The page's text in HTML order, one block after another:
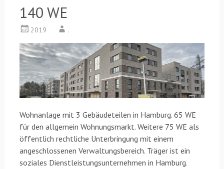
140 WE
2019 .
Wohnanlage mit 3 Gebäudeteilen in Hamburg. 65 WE
für den allgemein Wohnungsmarkt. Weitere 75 WE als
öffentlich rechtliche Unterbringung mit einem
angeschlossenen Verwaltungsbereich. Träger ist ein
soziales Dienstleistungsunternehmen in Hamburg.